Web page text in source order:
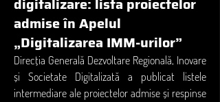
admise în Apelul
„Digitalizarea IMM-urilor”
Direcția Generală Dezvoltare Regională, Inovare
și Societate Digitalizată a publicat listele
intermediare ale proiectelor admise și respinse